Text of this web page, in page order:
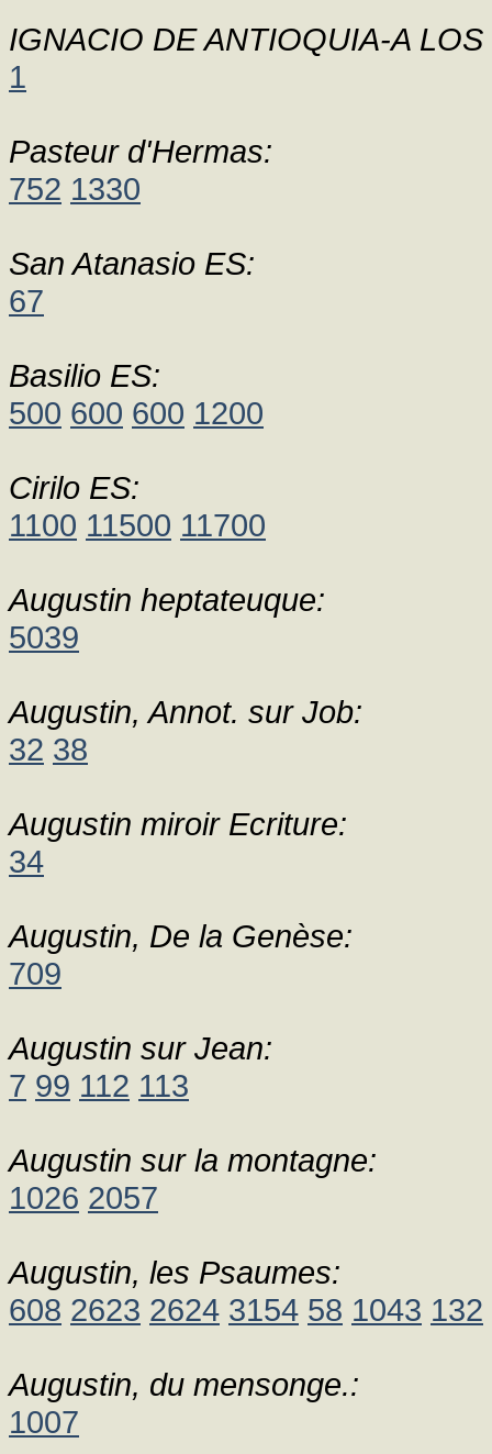
IGNACIO DE ANTIOQUIA-A
1
Pasteur d'Hermas:
752 1330
San Atanasio ES:
67
Basilio ES:
500 600 600 1200
Cirilo ES:
1100 11500 11700
Augustin heptateuque:
5039
Augustin, Annot. sur Job:
32 38
Augustin miroir Ecriture:
34
Augustin, De la Genèse:
709
Augustin sur Jean:
7 99 112 113
Augustin sur la montagne:
1026 2057
Augustin, les Psaumes:
608 2623 2624 3154 58 1043 132
Augustin, du mensonge.:
1007